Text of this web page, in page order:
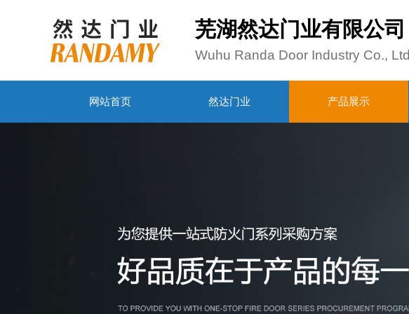
芜湖然达门业有限公司
Wuhu Randa Door Industry Co., Ltd
网站首页 然达门业 产品展示